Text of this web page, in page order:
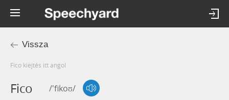
Vissza
fico kiejtés itt angol
Fico /'fikoʊ/